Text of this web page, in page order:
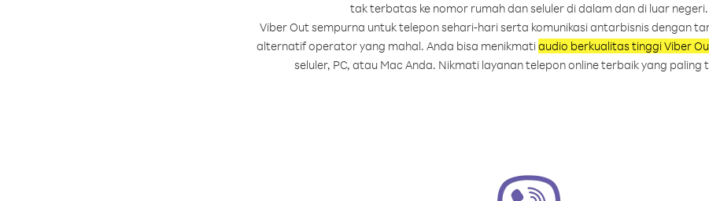
tak terbatas ke nomor rumah dan seluler di dalam dan di luar negeri.
Viber Out sempurna untuk telepon sehari-hari serta komunikasi antarbisnis dengan
alternatif operator yang mahal. Anda bisa menikmatiaudio berkualitas tinggi Viber
seluler, PC, atau Mac Anda. Nikmati layanan telepon online terbaik yang paling